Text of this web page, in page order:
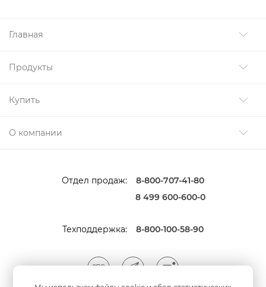
Главная
Продукты
Купить
О компании
Отдел продаж:
8-800-707-41-80
8 499 600-600-0
Техподдержка: 8-800-100-58-90